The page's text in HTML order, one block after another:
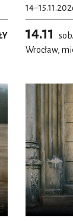
14.11 sob.
Wrocław,